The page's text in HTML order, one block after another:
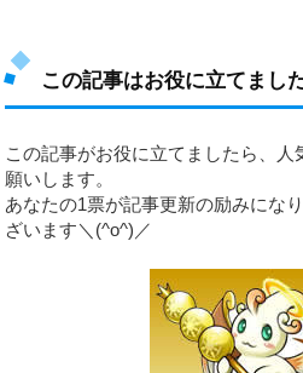
この記事はお役に立てまし
この記事がお役に立てましたら、
願いします。
あなたの1票が記事更新の励みにな
ざいます＼(^o^)／